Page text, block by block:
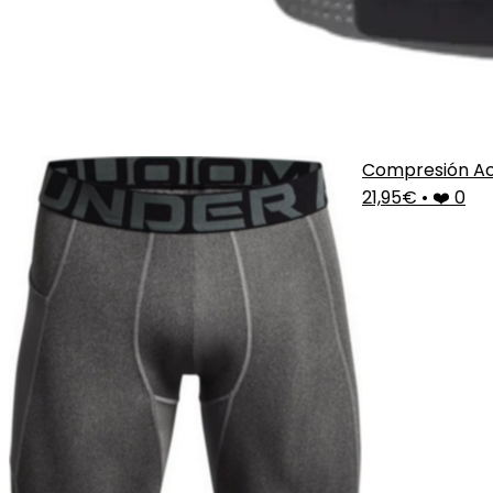
Compresión
21,95€ • ❤️ 0